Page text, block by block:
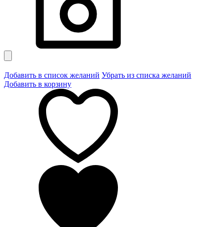
Добавить в список желаний Убрать из списка желаний
Добавить в корзину